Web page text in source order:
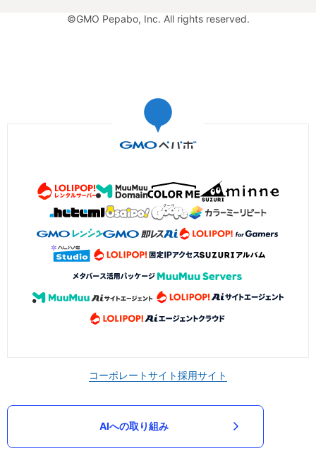
©GMO Pepabo, Inc. All rights reserved.
コーポレートサイト採用サイト
AIへの取り組み